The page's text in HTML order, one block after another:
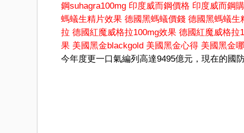
鋼suhagra100mg 印度威而鋼價格 印度威而鋼
螞蟻生精片效果 德國黑螞蟻價錢 德國黑螞蟻生
拉 德國紅魔威格拉100mg效果 德國紅魔威格拉
果 美國黑金blackgold 美國黑金心得 美國黑金
今年度更一口氣編列高達9495億元，現在的國